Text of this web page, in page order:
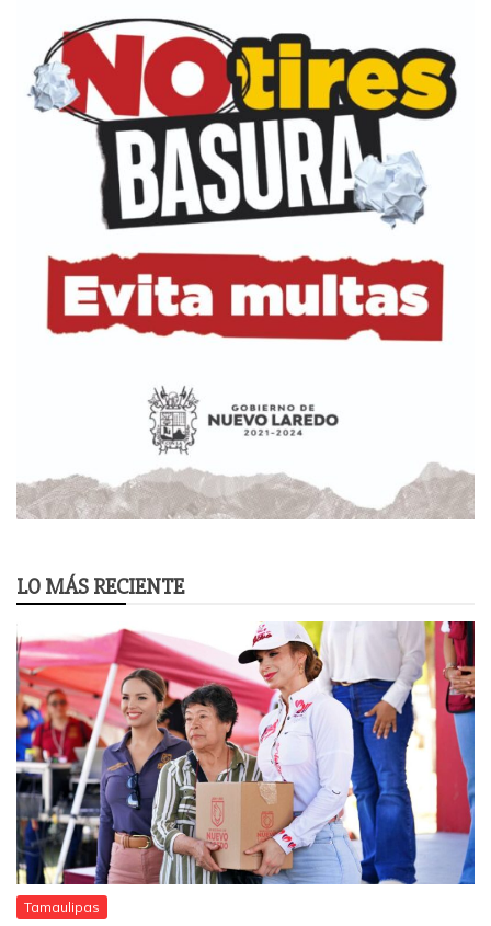
LO MÁS RECIENTE
Tamaulipas